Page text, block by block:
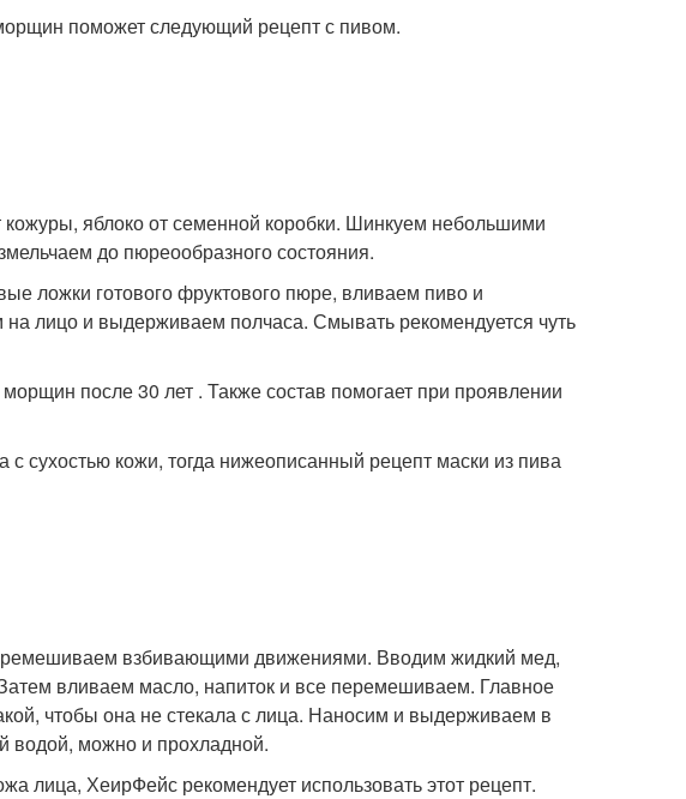
поможет следующий рецепт с пивом.
яблоко от семенной коробки. Шинкуем небольшими
до пюреообразного состояния.
ложки готового фруктового пюре, вливаем пиво и
лицо и выдерживаем полчаса. Смывать рекомендуется чуть
после 30 лет . Также состав помогает при проявлении
сухостью кожи, тогда нижеописанный рецепт маски из пива
взбивающими движениями. Вводим жидкий мед,
вливаем масло, напиток и все перемешиваем. Главное
чтобы она не стекала с лица. Наносим и выдерживаем в
водой, можно и прохладной.
лица, ХеирФейс рекомендует использовать этот рецепт.